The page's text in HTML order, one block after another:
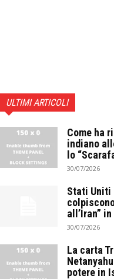
ULTIMI ARTICOLI
Come ha
indiano
lo
30/07/2026
Stati Uniti
all’Iran”
30/07/2026
La carta
potere in